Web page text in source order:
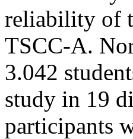
reliability of
TSCC-A.
3.042
study in 19
participants